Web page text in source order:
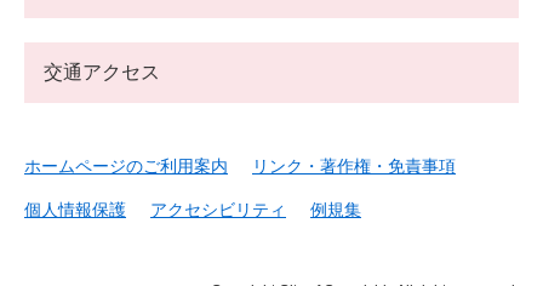
交通アクセス
ホームページのご利用案内 リンク・著作権・免責事項
個人情報保護 アクセシビリティ 例規集